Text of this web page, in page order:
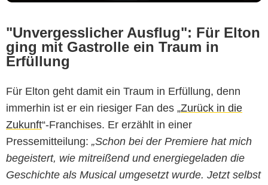
"Unvergesslicher Ausflug": Für Elton
ging mit Gastrolle ein Traum in
Erfüllung
Für Elton geht damit ein Traum in Erfüllung, denn
immerhin ist er ein riesiger Fan des „Zurück in die
Zukunft“-Franchises. Er erzählt in einer
Pressemitteilung: „Schon bei der Premiere hat mich
begeistert, wie mitreißend und energiegeladen die
Geschichte als Musical umgesetzt wurde. Jetzt selbst